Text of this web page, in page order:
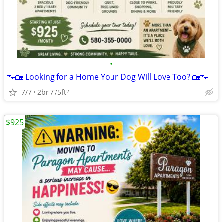
•
🐾🏡 Looking for a Home Your Dog Will Love Too? 🏡🐾
7/7 2br775ft2
$925